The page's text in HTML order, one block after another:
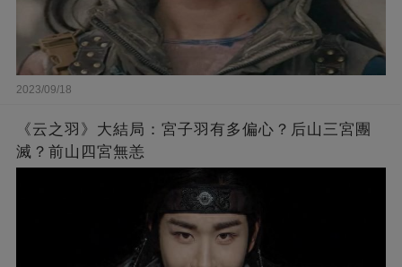
2023/09/18
《云之羽》大結局：宮子羽有多偏心？后山三宮團
滅？前山四宮無恙